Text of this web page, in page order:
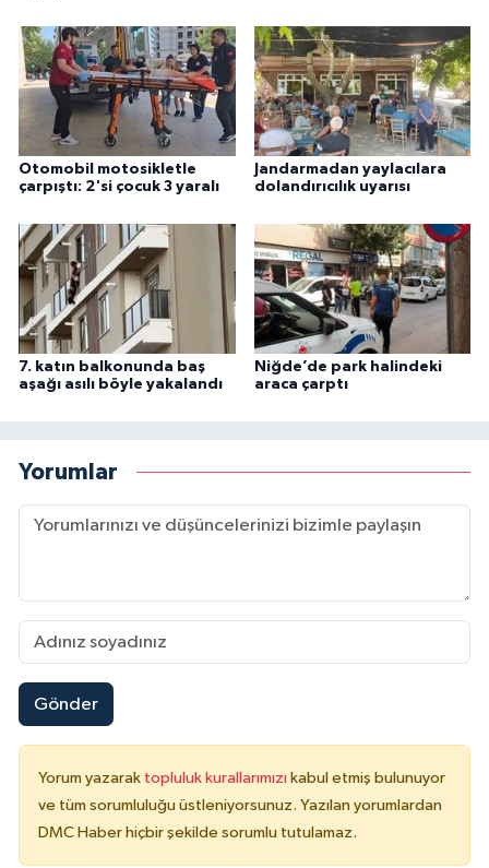
Otomobil motosikletle
çarpıştı: 2'si çocuk 3 yaralı
Jandarmadan yaylacılara
dolandırıcılık uyarısı
7. katın balkonunda baş
aşağı asılı böyle yakalandı
Niğde’de park halindeki
araca çarptı
Yorumlar
Gönder
Yorum yazarak topluluk kurallarımızı kabul etmiş bulunuyor
ve tüm sorumluluğu üstleniyorsunuz. Yazılan yorumlardan
DMC Haber hiçbir şekilde sorumlu tutulamaz.